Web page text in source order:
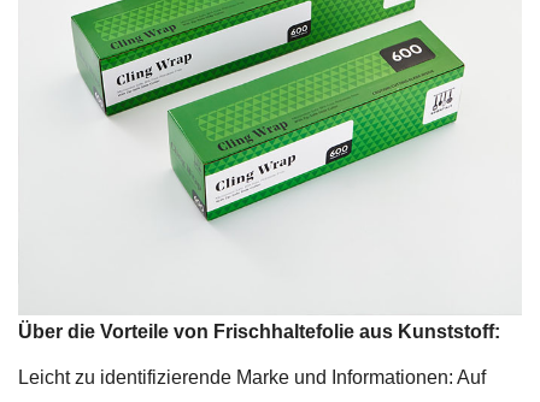
Über die Vorteile von Frischhaltefolie aus Kunststoff:
Leicht zu identifizierende Marke und Informationen: Auf